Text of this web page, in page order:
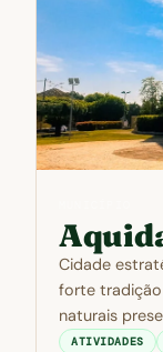
Cidade
forte
naturais
ATIVIDADES